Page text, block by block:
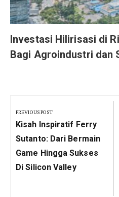
Investasi Hilirisasi di
Bagi Agroindustri dan
pos
PREVIOUS POST
Previous
Post:
Kisah Inspiratif Ferry
Sutanto: Dari Bermain
Game Hingga Sukses
Di Silicon Valley